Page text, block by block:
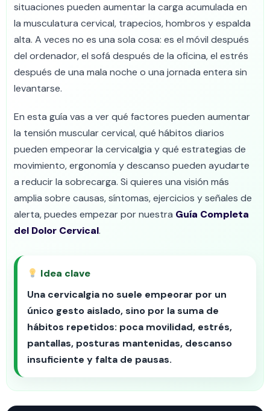
situaciones pueden aumentar la carga acumulada en
la musculatura cervical, trapecios, hombros y espalda
alta. A veces no es una sola cosa: es el móvil después
del ordenador, el sofá después de la oficina, el estrés
después de una mala noche o una jornada entera sin
levantarse.
En esta guía vas a ver qué factores pueden aumentar
la tensión muscular cervical, qué hábitos diarios
pueden empeorar la cervicalgia y qué estrategias de
movimiento, ergonomía y descanso pueden ayudarte
a reducir la sobrecarga. Si quieres una visión más
amplia sobre causas, síntomas, ejercicios y señales de
alerta, puedes empezar por nuestra Guía Completa
del Dolor Cervical.
Idea clave
Una cervicalgia no suele empeorar por un
único gesto aislado, sino por la suma de
hábitos repetidos: poca movilidad, estrés,
pantallas, posturas mantenidas, descanso
insuficiente y falta de pausas.